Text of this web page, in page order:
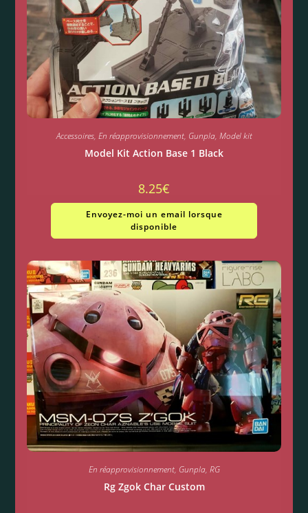
Accessoires, En réapprovisionnement, Gunpla, Model kit
Model Kit Action Base 1 Black
8.25€
Envoyez-moi un email lorsque
disponible
En réapprovisionnement, Gunpla, RG
Rg Zgok Char Custom